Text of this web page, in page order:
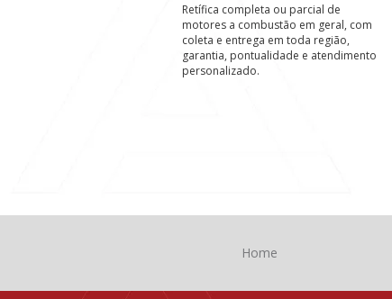
Retífica completa ou parcial de
motores a combustão em geral, com
coleta e entrega em toda região,
garantia, pontualidade e atendimento
personalizado.
Home